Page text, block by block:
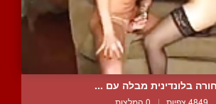
בלונדינית מבלה עם ...
4849 צפיות | 0 המלצות